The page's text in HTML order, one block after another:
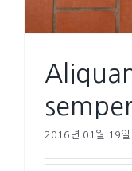
2016년 01월 19일